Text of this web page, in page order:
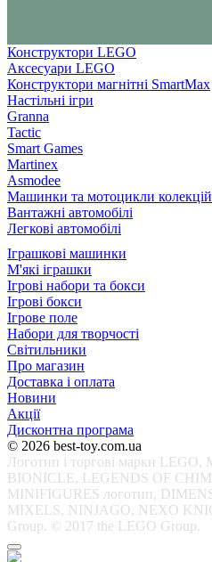
Конструктори LEGO
Аксесуари LEGO
Конструктори магнітні SmartMax
Настільні ігри
Granna
Tactic
Smart Games
Martinex
Asmodee
Машинки та мотоцикли
Вантажні автомобілі
Легкові автомобілі
Іграшкові машинки
М'які іграшки
Ігрові набори та бокси
Ігрові бокси
Ігрове поле
Набори для творчості
Світильники
Про магазин
Доставка і оплата
Новини
Акції
Дисконтна програма
© 2026 best-toy.com.ua
Логотип і торгові марки
BIONICLE, LEGENDS OF
MINIFIGURES логотип,
MIXELS, NINJAGO, NEXO
Group. © 2017 the LEGO Group.